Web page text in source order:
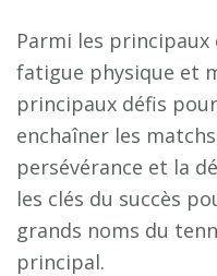
Parmi les
fatigue physique et
principaux défis
enchaîner les
persévérance et la
les clés du succès
grands noms du
principal.